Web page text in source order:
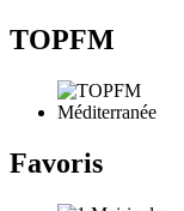
TOPFM
Favoris